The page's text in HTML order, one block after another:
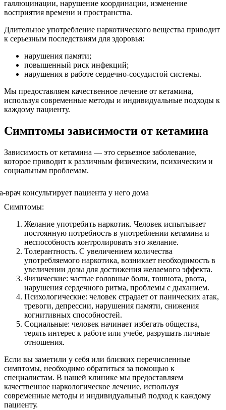
галлюцинации, нарушение координации, изменение
восприятия времени и пространства.
Длительное употребление наркотического вещества приводит
к серьезным последствиям для здоровья:
нарушения памяти;
повышенный риск инфекций;
нарушения в работе сердечно-сосудистой системы.
Мы предоставляем качественное лечение от кетамина,
используя современные методы и индивидуальные подходы к
каждому пациенту.
Симптомы зависимости от кетамина
Зависимость от кетамина — это серьезное заболевание,
которое приводит к различным физическим, психическим и
социальным проблемам.
Симптомы:
Желание употребить наркотик. Человек испытывает
постоянную потребность в употреблении кетамина и
неспособность контролировать это желание.
Толерантность. С увеличением количества
употребляемого наркотика, возникает необходимость в
увеличении дозы для достижения желаемого эффекта.
Физические: частые головные боли, тошнота, рвота,
нарушения сердечного ритма, проблемы с дыханием.
Психологические: человек страдает от панических атак,
тревоги, депрессии, нарушения памяти, снижения
когнитивных способностей.
Социальные: человек начинает избегать общества,
терять интерес к работе или учебе, разрушать личные
отношения.
Если вы заметили у себя или близких перечисленные
симптомы, необходимо обратиться за помощью к
специалистам. В нашей клинике мы предоставляем
качественное наркологическое лечение, используя
современные методы и индивидуальный подход к каждому
пациенту.